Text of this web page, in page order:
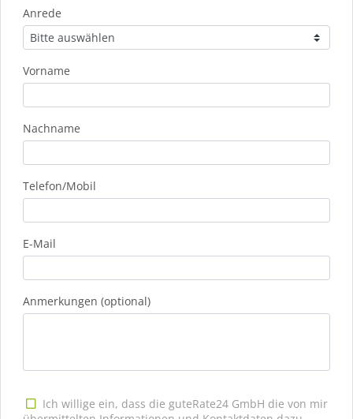
Anrede
Vorname
Nachname
Telefon/Mobil
E-Mail
Anmerkungen (optional)
Ich willige ein, dass die guteRate24 GmbH die von mir